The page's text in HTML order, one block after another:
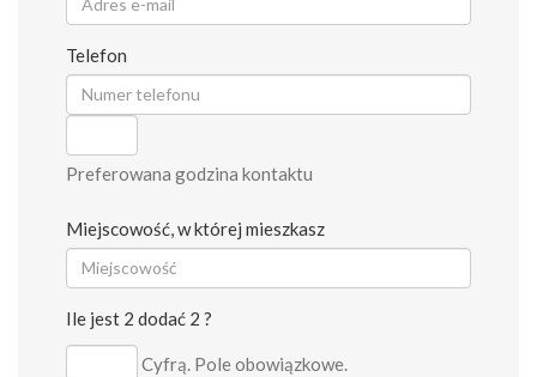
Telefon
Preferowana godzina kontaktu
Miejscowość, w której mieszkasz
Ile jest 2 dodać 2 ?
Cyfrą. Pole obowiązkowe.